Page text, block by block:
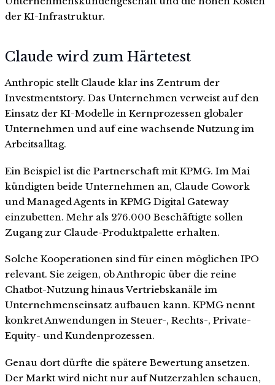
der KI-Infrastruktur.
Claude wird zum Härtetest
Anthropic stellt Claude klar ins Zentrum der
Investmentstory. Das Unternehmen verweist auf den
Einsatz der KI-Modelle in Kernprozessen globaler
Unternehmen und auf eine wachsende Nutzung im
Arbeitsalltag.
Ein Beispiel ist die Partnerschaft mit KPMG. Im Mai
kündigten beide Unternehmen an, Claude Cowork
und Managed Agents in KPMG Digital Gateway
einzubetten. Mehr als 276.000 Beschäftigte sollen
Zugang zur Claude-Produktpalette erhalten.
Solche Kooperationen sind für einen möglichen IPO
relevant. Sie zeigen, ob Anthropic über die reine
Chatbot-Nutzung hinaus Vertriebskanäle im
Unternehmenseinsatz aufbauen kann. KPMG nennt
konkret Anwendungen in Steuer-, Rechts-, Private-
Equity- und Kundenprozessen.
Genau dort dürfte die spätere Bewertung ansetzen.
Der Markt wird nicht nur auf Nutzerzahlen schauen,